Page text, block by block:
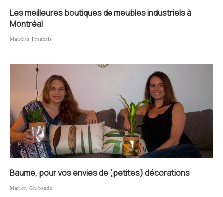
Les meilleures boutiques de meubles industriels à
Montréal
Maudits Francais
Baume, pour vos envies de (petites) décorations
Marion Ghibaudo